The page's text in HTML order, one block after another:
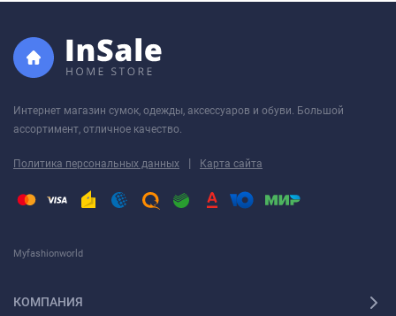
Интернет магазин сумок, одежды, аксессуаров и обуви. Большой
ассортимент, отличное качество.
Политика персональных данных | Карта сайта
Myfashionworld
КОМПАНИЯ